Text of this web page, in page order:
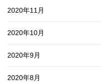
2020年11月
2020年10月
2020年9月
2020年8月